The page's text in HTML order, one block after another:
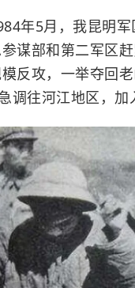
年5月，我昆明
谋部和第二军区
反攻，一举夺回
调往河江地区，加